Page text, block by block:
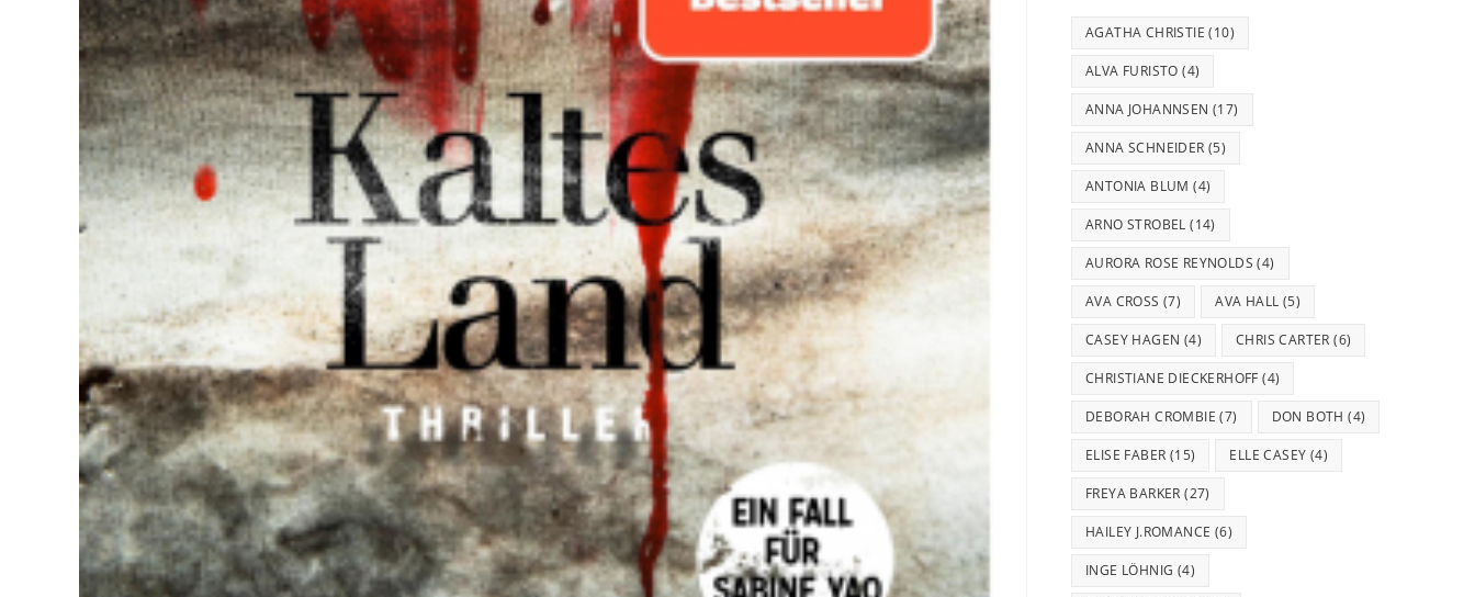
AGATHA CHRISTIE (10)
ALVA FURISTO (4)
ANNA JOHANNSEN (17)
ANNA SCHNEIDER (5)
ANTONIA BLUM (4)
ARNO STROBEL (14)
AURORA ROSE REYNOLDS (4)
AVA CROSS (7) AVA HALL (5)
CASEY HAGEN (4) CHRIS CARTER (6)
CHRISTIANE DIECKERHOFF (4)
DEBORAH CROMBIE (7) DON BOTH (4)
ELISE FABER (15) ELLE CASEY (4)
FREYA BARKER (27)
HAILEY J.ROMANCE (6)
INGE LÖHNIG (4)